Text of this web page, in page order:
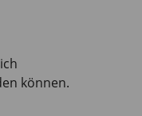
können.